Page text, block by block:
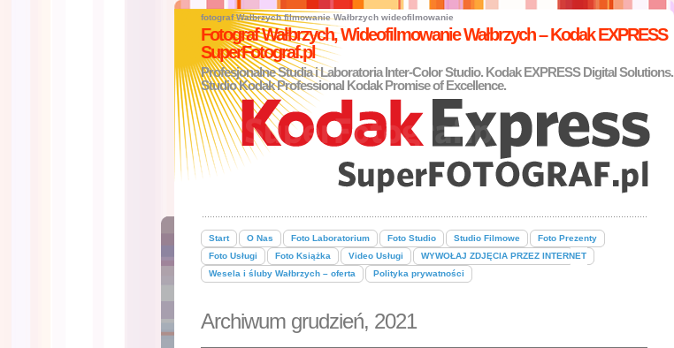
fotograf Wałbrzych filmowanie Wałbrzych wideofilmowanie
Fotograf Wałbrzych, Wideofilmowanie Wałbrzych – Kodak EXPRESS
SuperFotograf.pl
Profesjonalne Studia i Laboratoria Inter-Color Studio. Kodak EXPRESS Digital Solutions.
Studio Kodak Professional Kodak Promise of Excellence.
Start O Nas Foto Laboratorium Foto Studio Studio Filmowe
Foto Prezenty
Foto Usługi
Foto Książka Video Usługi
WYWOŁAJ ZDJĘCIA PRZEZ INTERNET
Wesela i śluby Wałbrzych – oferta
Polityka prywatności
Archiwum grudzień, 2021